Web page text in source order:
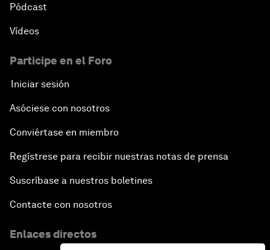
Pódcast
Vídeos
Participe en el Foro
Iniciar sesión
Asóciese con nosotros
Conviértase en miembro
Regístrese para recibir nuestras notas de prensa
Suscríbase a nuestros boletines
Contacte con nosotros
Enlaces directos